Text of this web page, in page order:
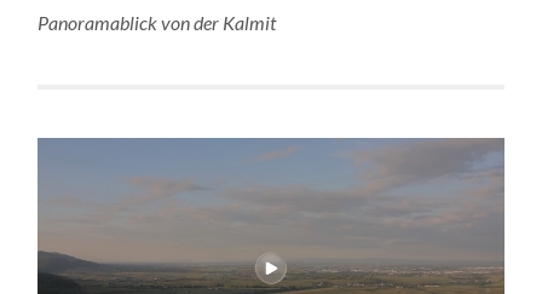
Panoramablick von der Kalmit